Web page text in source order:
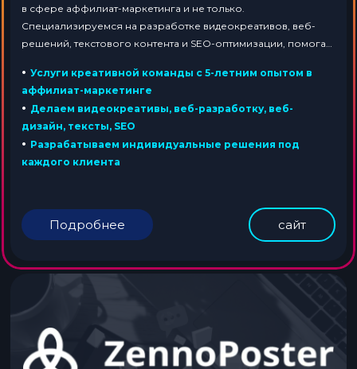
в сфере аффилиат-маркетинга и не только.
Специализируемся на разработке видеокреативов, веб-
решений, текстового контента и SEO-оптимизации, помогая
• Услуги креативной команды с 5-летним опытом в
аффилиат-маркетинге
• Делаем видеокреативы, веб-разработку, веб-
дизайн, тексты, SEO
• Разрабатываем индивидуальные решения под
каждого клиента
Подробнее сайт